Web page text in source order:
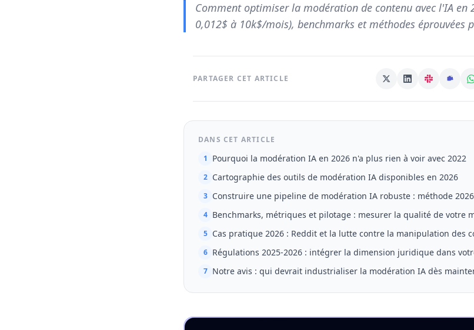
Comment optimiser la modération de contenu avec l'IA en
0,012$ à 10k$/mois), benchmarks et méthodes éprouvées
PARTAGER CET ARTICLE
DANS CET ARTICLE
1
Pourquoi la modération IA en 2026 n'a plus rien à voir avec 2022
2 Cartographie des outils de modération IA disponibles en 2026
3 Construire une pipeline de modération IA robuste : méthode 2026
4 Benchmarks, métriques et pilotage : mesurer la qualité de votre
5 Cas pratique 2026 : Reddit et la lutte contre la manipulation des
6 Régulations 2025-2026 : intégrer la dimension juridique dans
7 Notre avis : qui devrait industrialiser la modération IA dès